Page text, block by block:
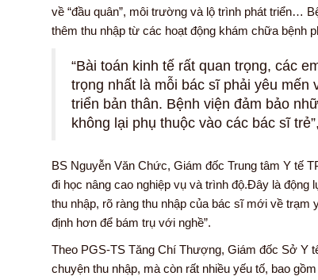
về “đầu quân”, môi trường và lộ trình phát triển…
thêm thu nhập từ các hoạt động khám chữa bệnh
“Bài toán kinh tế rất quan trọng, các
trọng nhất là mỗi bác sĩ phải yêu
triển bản thân. Bệnh viện đảm bảo
không lại phụ thuộc vào các bác sĩ
BS Nguyễn Văn Chức, Giám đốc Trung tâm Y tế
đi học nâng cao nghiệp vụ và trình độ.Đây là
thu nhập, rõ ràng thu nhập của bác sĩ mới về trạm
định hơn để bám trụ với nghề”.
Theo PGS-TS Tăng Chí Thượng, Giám đốc Sở Y
chuyện thu nhập, mà còn rất nhiều yếu tố, bao